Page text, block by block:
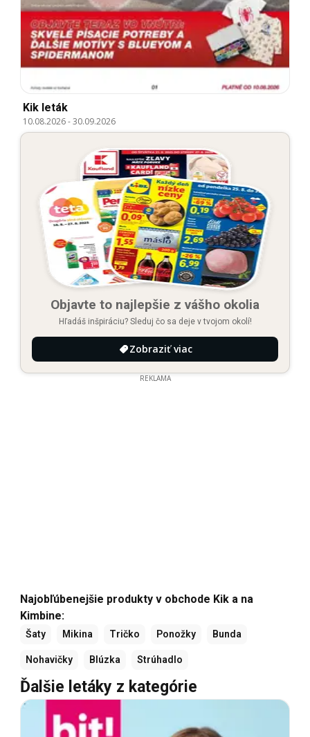
Kik leták
10.08.2026-30.09.2026
Objavte to najlepšie z vášho okolia
Hľadáš inšpiráciu? Sleduj čo sa deje v tvojom okolí!
Zobraziť viac
REKLAMA
Najobľúbenejšie produkty v obchode Kik a na
Kimbine:
Šaty Mikina Tričko Ponožky Bunda
Nohavičky Blúzka Strúhadlo
Ďalšie letáky z kategórie